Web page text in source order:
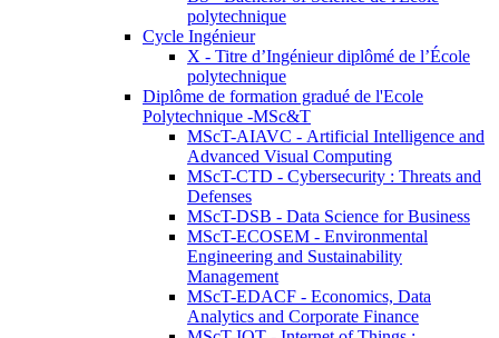
polytechnique
Cycle Ingénieur
X - Titre d’Ingénieur diplômé de l’École
polytechnique
Diplôme de formation gradué de l'Ecole
Polytechnique -MSc&T
MScT-AIAVC - Artificial Intelligence and
Advanced Visual Computing
MScT-CTD - Cybersecurity : Threats and
Defenses
MScT-DSB - Data Science for Business
MScT-ECOSEM - Environmental
Engineering and Sustainability
Management
MScT-EDACF - Economics, Data
Analytics and Corporate Finance